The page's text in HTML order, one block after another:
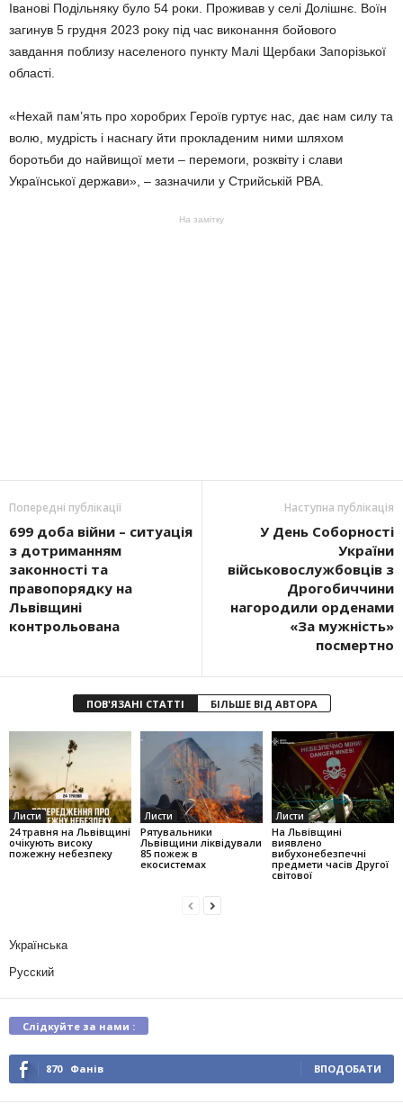
Іванові Подільняку було 54 роки. Проживав у селі Долішнє. Воїн
загинув 5 грудня 2023 року під час виконання бойового
завдання поблизу населеного пункту Малі Щербаки Запорізької
області.
«Нехай пам’ять про хоробрих Героїв гуртує нас, дає нам силу та
волю, мудрість і наснагу йти прокладеним ними шляхом
боротьби до найвищої мети – перемоги, розквіту і слави
Української держави», – зазначили у Стрийській РВА.
На замітку
Попередні публікації
699 доба війни – ситуація
з дотриманням
законності та
правопорядку на
Львівщині
контрольована
Наступна публікація
У День Соборності
України
військовослужбовців з
Дрогобиччини
нагородили орденами
«За мужність»
посмертно
ПОВ'ЯЗАНІ СТАТТІ БІЛЬШЕ ВІД АВТОРА
Листи
24 травня на Львівщині
очікують високу
пожежну небезпеку
Листи
Рятувальники
Львівщини ліквідували
85 пожеж в
екосистемах
Листи
На Львівщині
виявлено
вибухонебезпечні
предмети часів Другої
світової
Українська
Русский
Слідкуйте за нами :
870 Фанів ВПОДОБАТИ